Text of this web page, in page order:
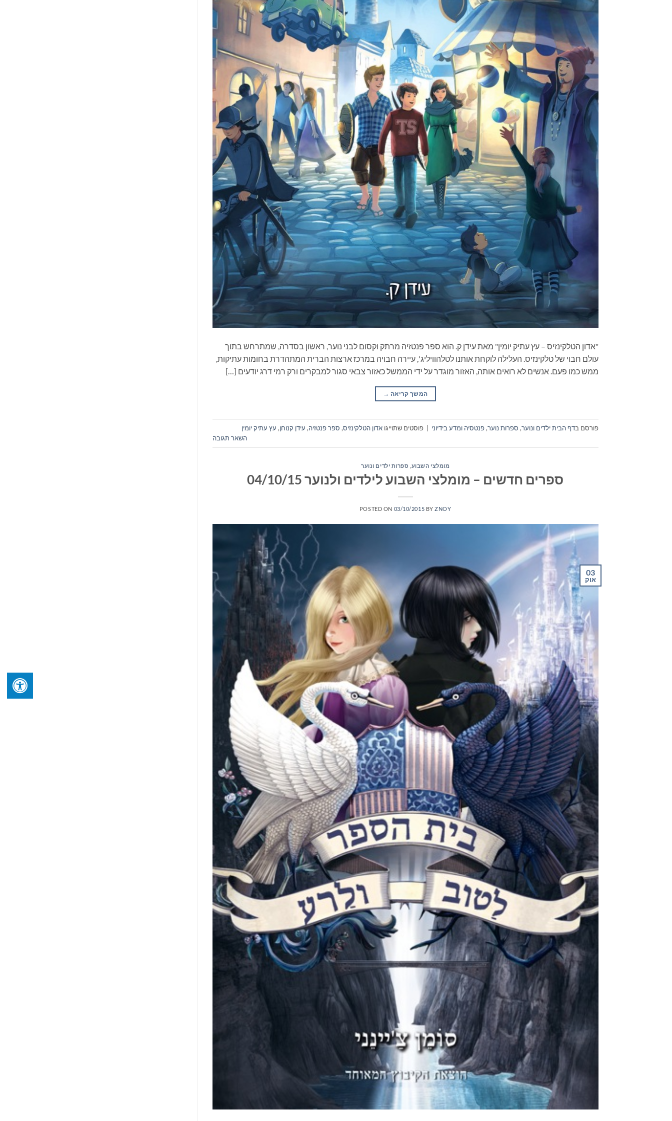
"אדון הטלקינזיס – עץ עתיק יומין" מאת עידן ק. הוא ספר פנטזיה מרתק וקסום לבני נוער, ראשון בסדרה, שמתרחש בתוך
עולם חבוי של טלקינזיס. העלילה לוקחת אותנו לטלהוויליג', עיירה חבויה במרכז ארצות הברית המתהדרת בחומות עתיקות,
ממש כמו פעם. אנשים לא רואים אותה, האזור מוגדר על ידי הממשל כאזור צבאי סגור למבקרים ורק רמי דרג יודעים […]
המשך קריאה →
פורסם בדף הבית ילדים ונוער, ספרות נוער,פנטסיה ומדע בידיוני פוסטים שתוייגו אדון הטלקינזיס, ספר פנטזיה, עידן קנוחן, עץ עתיק יומין
השאר תגובה
מומלצי השבוע ספרות ילדים ונוער
ספרים חדשים – מומלצי השבוע לילדים ולנוער 04/10/15
POSTED ON 03/10/2015 BYZNOY
03
אוק